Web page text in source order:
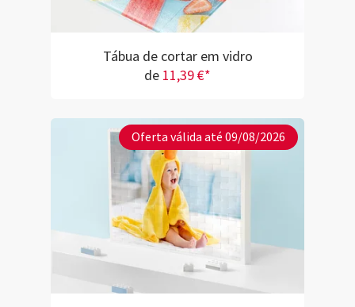
Tábua de cortar em vidro
de 11,39 €*
Oferta válida até 09/08/2026